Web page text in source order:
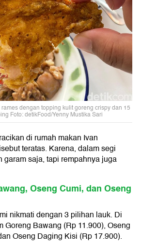
dengan topping kulit goreng crispy dan 15
Foto: detikFood/Yenny Mustika Sari
di rumah makan Ivan
teratas. Karena, dalam segi
garam saja, tapi rempahnya juga
Oseng Cumi, dan Oseng
nikmati dengan 3 pilihan lauk. Di
Goreng Bawang (Rp 11.900), Oseng
Oseng Daging Kisi (Rp 17.900).